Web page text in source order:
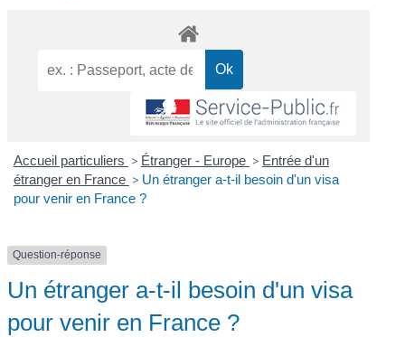
Accueil particuliers > Étranger - Europe > Entrée d'un
étranger en France > Un étranger a-t-il besoin d'un visa
pour venir en France ?
Question-réponse
Un étranger a-t-il besoin d'un visa
pour venir en France ?